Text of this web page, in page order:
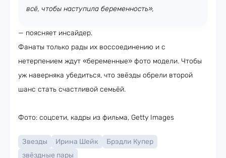
всё, чтобы наступила беременность»,
— поясняет инсайдер.
Фанаты только рады их воссоединению и с
нетерпением ждут «беременные» фото модели. Чтобы
уж наверняка убедиться, что звёзды обрели второй
шанс стать счастливой семьёй.
Фото: соцсети, кадры из фильма, Getty Images
Звезды Ирина Шейк
Брэдли Купер
звёздные пары